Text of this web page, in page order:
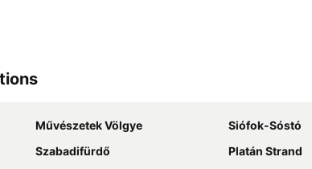
Művészetek Völgye Siófok-Sóstó
Szabadifürdő Platán Strand